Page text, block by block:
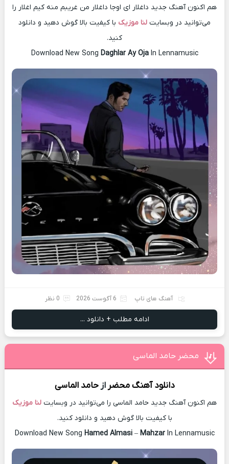
هم اکنون آهنگ جدید داغلار ای اوجا داغلار من غریبم منه کیم اغلار را
می‌توانید در وبسایت لنا موزیک با کیفیت بالا گوش دهید و دانلود
کنید.
Download New Song Daghlar Ay OjaIn Lennamusic
آهنگ های تاپ 6 آگوست 2026 0 نظر
ادامه مطلب + دانلود ...
محضر حامد الماسی
دانلود آهنگ محضرازحامد الماسی
هم اکنون آهنگ جدید حامد الماسی را می‌توانید در وبسایت لنا موزیک
با کیفیت بالا گوش دهید و دانلود کنید.
Download New Song Hamed Almasi– MahzarIn Lennamusic